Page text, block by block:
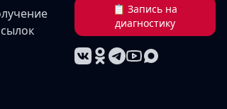
📋 Запись на
диагностику